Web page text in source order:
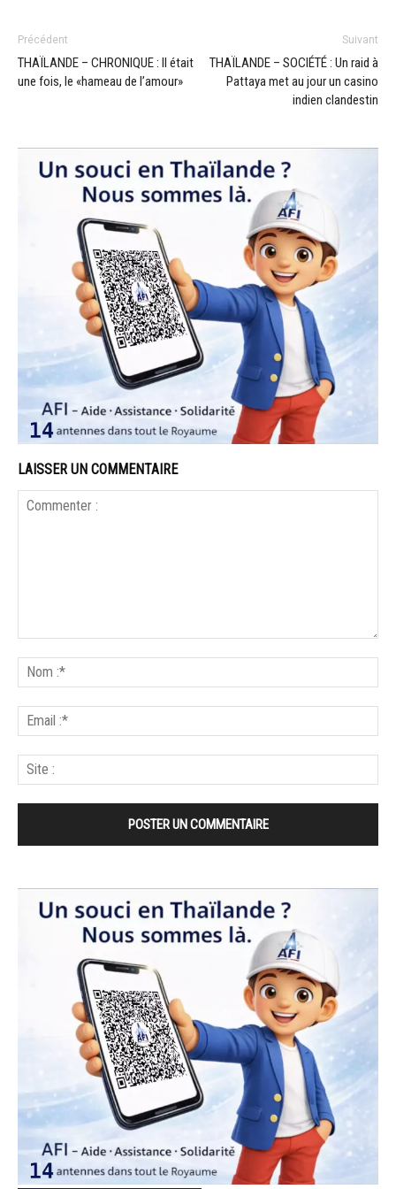
Précédent
THAÏLANDE – CHRONIQUE : Il était
une fois, le «hameau de l’amour»
Suivant
THAÏLANDE – SOCIÉTÉ : Un raid à
Pattaya met au jour un casino
indien clandestin
LAISSER UN COMMENTAIRE